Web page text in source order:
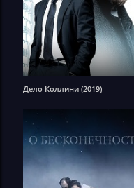
Дело Коллини (2019)